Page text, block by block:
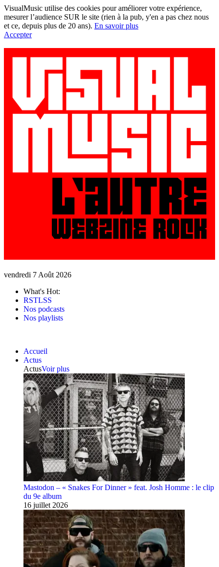
VisualMusic utilise des cookies pour améliorer votre expérience,
mesurer l’audience SUR le site (rien à la pub, y'en a pas chez nous
et ce, depuis plus de 20 ans). En savoir plus
Accepter
vendredi 7 Août 2026
What's Hot:
RSTLSS
Nos podcasts
Nos playlists
Accueil
Actus
ActusVoir plus
Mastodon – « Snakes For Dinner » feat. Josh Homme : le clip
du 9e album
16 juillet 2026